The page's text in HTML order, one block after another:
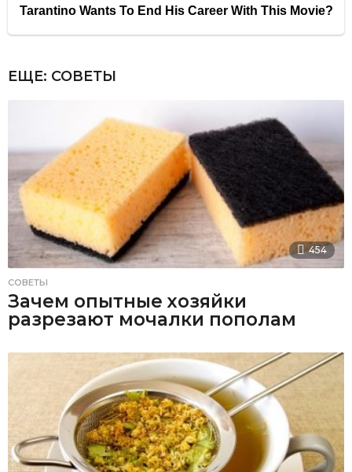
ЕЩЕ: СОВЕТЫ
454
СОВЕТЫ
Зачем опытные хозяйки
разрезают мочалки пополам